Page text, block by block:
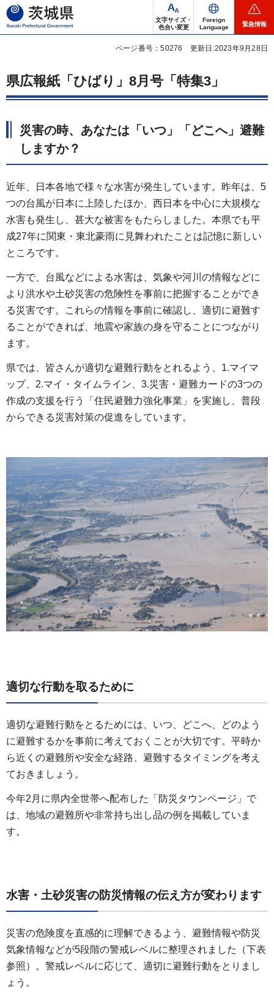
茨城県
文字サイズ・
色合い変更
Foreign
Language
緊急情報
ページ番号：50276 更新日:2023年9月28日
県広報紙「ひばり」8月号「特集3」
災害の時、あなたは「いつ」「どこへ」避難
しますか？
近年、日本各地で様々な水害が発生しています。昨年は、5
つの台風が日本に上陸したほか、西日本を中心に大規模な
水害も発生し、甚大な被害をもたらしました。本県でも平
成27年に関東・東北豪雨に見舞われたことは記憶に新しい
ところです。
一方で、台風などによる水害は、気象や河川の情報などに
より洪水や土砂災害の危険性を事前に把握することができ
る災害です。これらの情報を事前に確認し、適切に避難す
ることができれば、地震や家族の身を守ることにつながり
ます。
県では、皆さんが適切な避難行動をとれるよう、1.マイマ
ップ、2.マイ・タイムライン、3.災害・避難カードの3つの
作成の支援を行う「住民避難力強化事業」を実施し、普段
からできる災害対策の促進をしています。
適切な行動を取るために
適切な避難行動をとるためには、いつ、どこへ、どのよう
に避難するかを事前に考えておくことが大切です。平時か
ら近くの避難所や安全な経路、避難するタイミングを考え
ておきましょう。
今年2月に県内全世帯へ配布した「防災タウンページ」で
は、地域の避難所や非常持ち出し品の例を掲載していま
す。
水害・土砂災害の防災情報の伝え方が変わります
災害の危険度を直感的に理解できるよう、避難情報や防災
気象情報などが5段階の警戒レベルに整理されました（下表
参照）。警戒レベルに応じて、適切に避難行動をとりまし
ょう。